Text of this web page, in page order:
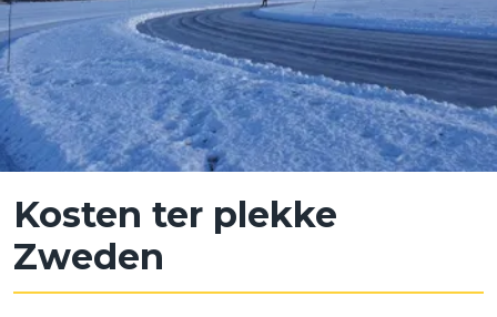
Kosten ter plekke
Zweden